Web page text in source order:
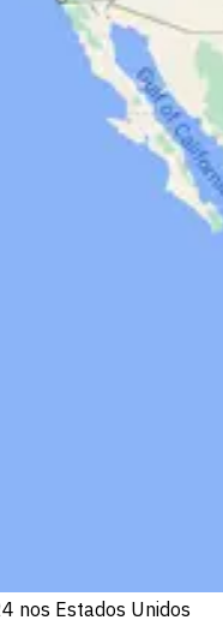
nos Estados Unidos